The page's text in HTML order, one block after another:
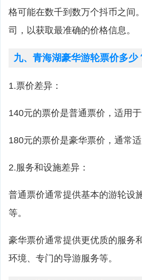
格可能在数千到数万个抖币之间
司，以获取最准确的价格信息。
九、青海湖豪华游轮票价多少
1.票价差异：
140元的票价是普通票价，适用
180元的票价是豪华票价，通常
2.服务和设施差异：
普通票价通常提供基本的游轮设
等。
豪华票价通常提供更优质的服务
环境、专门的导游服务等。